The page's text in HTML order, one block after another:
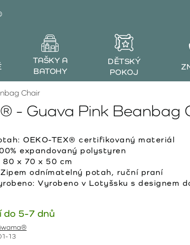
TAŠKY A
BATOHY
DĚTSKÝ
POKOJ
- Guava Pink Beanbag
Chair
OEKO-TEX® certifikovaný materiál
expandovaný polystyren
80 x 70 x 50 cm
Zipem odnímatelný potah, ruční praní
Vyrobeno v Lotyšsku s designem
do 5-7 dnů
13